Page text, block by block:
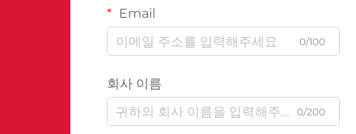
Email
0/100
회사 이름
0/200